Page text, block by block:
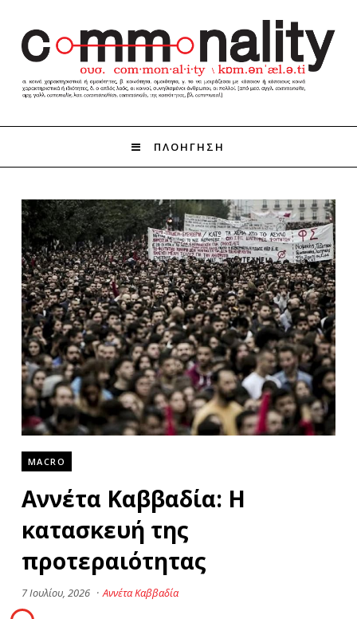
ΠΛΟΗΓΗΣΗ
MACRO
Αννέτα Καββαδία: Η
κατασκευή της
προτεραιότητας
7 Ιουλίου, 2026 · Αννέτα Καββαδία